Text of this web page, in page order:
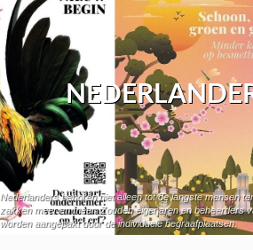
Nederlanders behoren niet alleen tot de langste mensen
zakken meer en meer. Zouden eigenaren en beheerders
worden aangepakt door de individuele begraafplaatsen.